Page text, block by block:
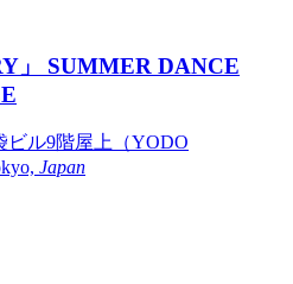
」 SUMMER DANCE
ビル9階屋上（YODO
Japan